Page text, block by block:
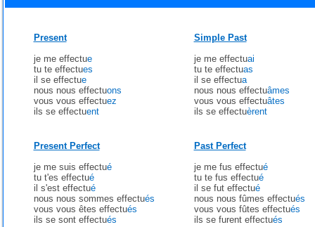
Present
je me effectue
tu te effectues
il se effectue
nous nous effectuons
vous vous effectuez
ils se effectuent
Simple Past
je me effectuai
tu te effectuas
il se effectua
nous nous effectuâmes
vous vous effectuâtes
ils se effectuèrent
Present Perfect
je me suis effectué
tu t'es effectué
il s'est effectué
nous nous sommes effectués
vous vous êtes effectués
ils se sont effectués
Past Perfect
je me fus effectué
tu te fus effectué
il se fut effectué
nous nous fûmes effectués
vous vous fûtes effectués
ils se furent effectués